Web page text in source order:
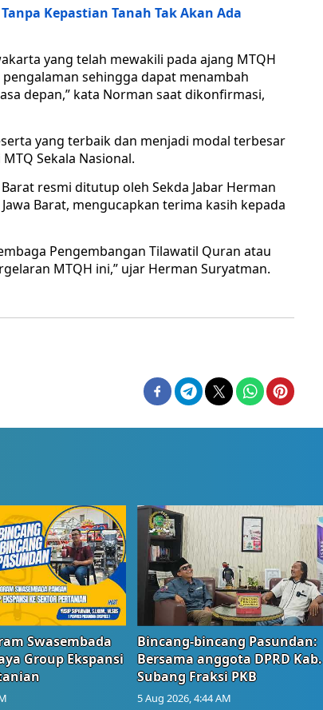
Kepastian Tanah Tak Akan Ada
yang telah mewakili pada ajang MTQH
sehingga dapat menambah
depan,” kata Norman saat dikonfirmasi,
yang terbaik dan menjadi modal terbesar
Sekala Nasional.
resmi ditutup oleh Sekda Jabar Herman
Barat, mengucapkan terima kasih kepada
Pengembangan Tilawatil Quran atau
MTQH ini,” ujar Herman Suryatman.
Swasembada
Group Ekspansi
Bincang-bincang Pasundan:
Bersama anggota DPRD Kab.
Subang Fraksi PKB
5 Aug 2026, 4:44 AM